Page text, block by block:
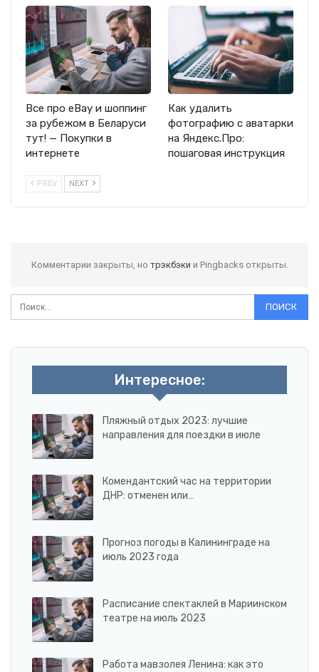
Все про eBay и шоппинг
за рубежом в Беларуси
тут! — Покупки в
интернете
Как удалить
фотографию с аватарки
на Яндекс.Про:
пошаговая инструкция
PREV NEXT
Комментарии закрыты, но трэкбэки и Pingbacks открыты.
Интересное:
Пляжный отдых 2023: лучшие
направления для поездки в июле
Комендантский час на территории
ДНР: отменен или…
Прогноз погоды в Калининграде на
июль 2023 года
Расписание спектаклей в Мариинском
театре на июль 2023
Работа мавзолея Ленина: как это